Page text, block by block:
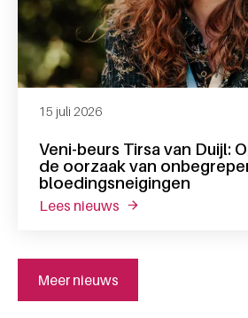
Veni-beurs Tirsa van Duijl:
de oorzaak van
bloedingsneigingen
15 juli 2026
lees nieuws over veni-beurs
Meer nieuws